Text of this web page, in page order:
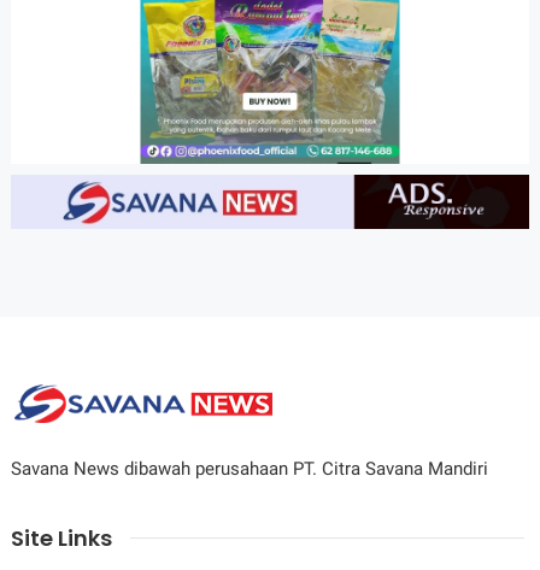
Savana News dibawah perusahaan PT. Citra Savana Mandiri
Site Links